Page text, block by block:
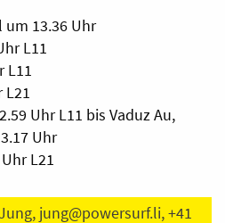
um 13.36 Uhr
L11
L11
L21
Uhr L11 bis Vaduz Au,
Uhr
L21
jung@powersurf.li, +41